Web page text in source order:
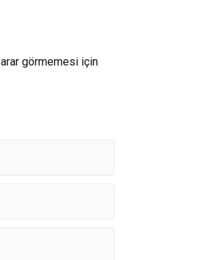
görmemesi için